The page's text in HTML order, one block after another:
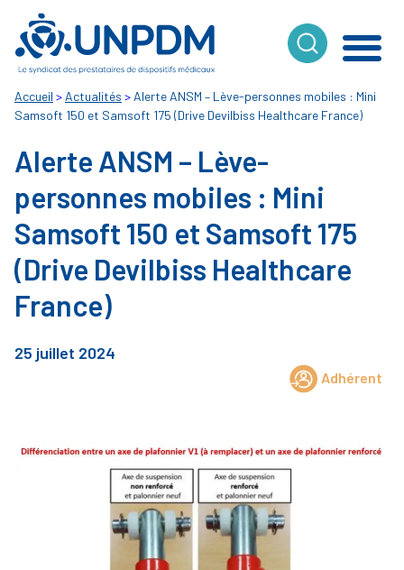
Accueil > Actualités > Alerte ANSM – Lève-personnes mobiles : Mini
Samsoft 150 et Samsoft 175 (Drive Devilbiss Healthcare France)
Alerte ANSM – Lève-
personnes mobiles : Mini
Samsoft 150 et Samsoft 175
(Drive Devilbiss Healthcare
France)
25 juillet 2024
Adhérent